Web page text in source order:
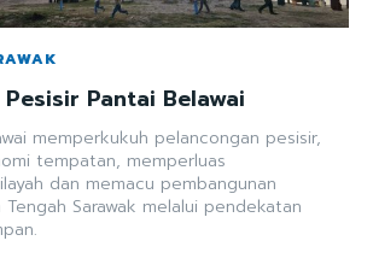
Pantai Belawai
memperkukuh pelancongan pesisir,
tempatan, memperluas
dan memacu pembangunan
Sarawak melalui pendekatan